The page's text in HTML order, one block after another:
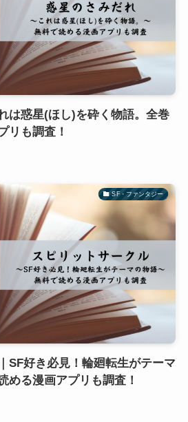
は惑星(ほし)を砕く物語。全巻
リも調査！
SF・ファンタジー
SF好き必見！輪廻転生がテーマ
める漫画アプリも調査！